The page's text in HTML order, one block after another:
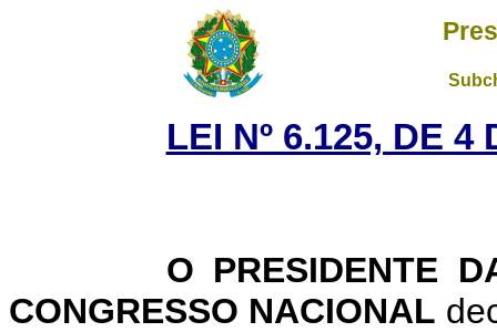
LEI Nº 6.125, DE 4
O PRESIDENTE DA
CONGRESSO NACIONAL